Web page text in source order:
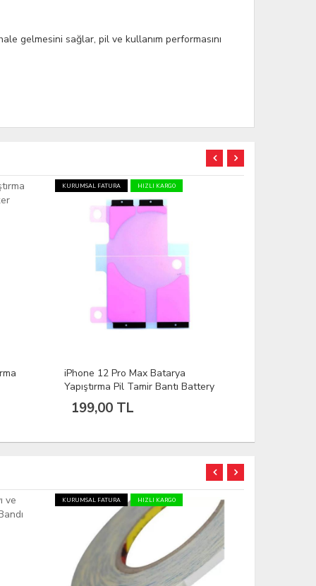
gelmesini sağlar, pil ve kullanım performasını
KURUMSAL FATURA HIZLI KARGO
iPhone 6S Plus Batarya Yapıştırma
Pil Tamir Bantı Battery Sticker
199,00 TL
KURUMSAL FATURA HIZLI KARGO